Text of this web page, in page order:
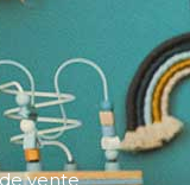
vente